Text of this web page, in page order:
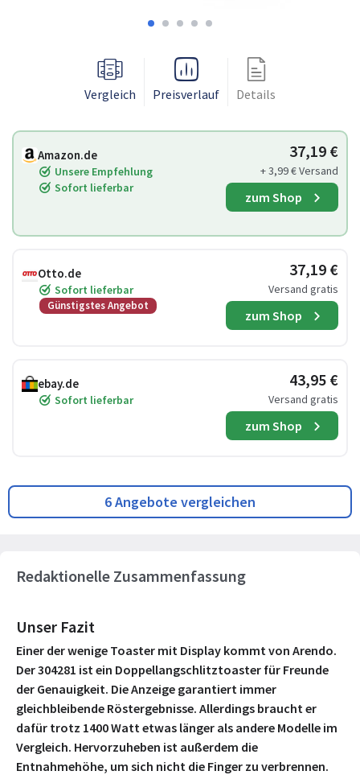
Vergleich Preisverlauf Details
Amazon.de
Unsere Empfehlung
Sofort lieferbar
37,19 €
+ 3,99 € Versand
zum Shop
Otto.de
Sofort lieferbar
Günstigstes Angebot
37,19 €
Versand gratis
zum Shop
ebay.de
Sofort lieferbar
43,95 €
Versand gratis
zum Shop
6 Angebote vergleichen
Redaktionelle Zusammenfassung
Unser Fazit
Einer der wenige Toaster mit Display kommt von Arendo.
Der ‎304281 ist ein Doppellangschlitztoaster für Freunde
der Genauigkeit. Die Anzeige garantiert immer
gleichbleibende Röstergebnisse. Allerdings braucht er
dafür trotz 1400 Watt etwas länger als andere Modelle im
Vergleich. Hervorzuheben ist außerdem die
Entnahmehöhe, um sich nicht die Finger zu verbrennen.